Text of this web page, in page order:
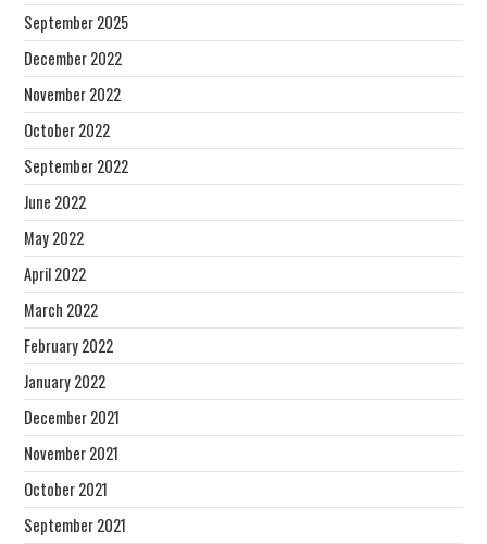
September 2025
December 2022
November 2022
October 2022
September 2022
June 2022
May 2022
April 2022
March 2022
February 2022
January 2022
December 2021
November 2021
October 2021
September 2021